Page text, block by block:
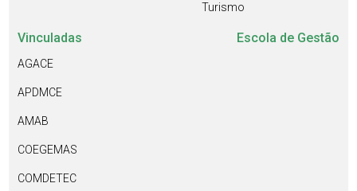
Turismo
Vinculadas
AGACE
APDMCE
AMAB
COEGEMAS
COMDETEC
Escola de Gestão